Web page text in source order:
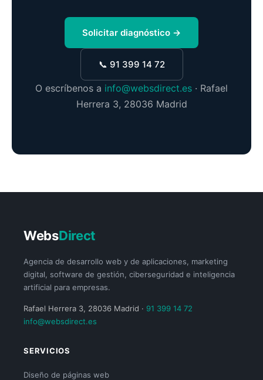
Solicitar diagnóstico →
📞 91 399 14 72
O escríbenos a info@websdirect.es · Rafael
Herrera 3, 28036 Madrid
WebsDirect
Agencia de desarrollo web y de aplicaciones, marketing
digital, software de gestión, ciberseguridad e inteligencia
artificial para empresas.
Rafael Herrera 3, 28036 Madrid · 91 399 14 72
info@websdirect.es
SERVICIOS
Diseño de páginas web